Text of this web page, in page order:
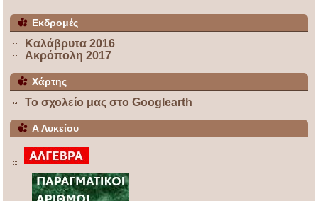
Εκδρομές
Καλάβρυτα 2016
Ακρόπολη 2017
Χάρτης
Το σχολείο μας στο Googlearth
Α Λυκείου